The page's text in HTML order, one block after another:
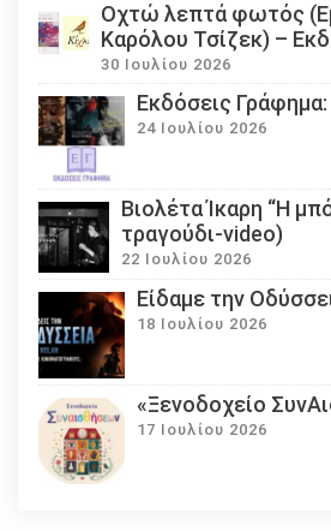
Οχτώ λεπτά φωτός
Καρόλου Τσίζεκ) –
30 Ιουλίου 2026
Εκδόσεις
24 Ιουλίου 2026
Βιολέτα Ίκαρη “Η
τραγούδι-video)
22 Ιουλίου 2026
Eίδαμε την
18 Ιουλίου 2026
«Ξενοδοχείο
17 Ιουλίου 2026